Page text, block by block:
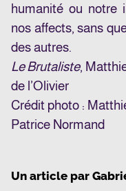
humanité ou notre
nos affects, sans
des autres.
Le Brutaliste,
de l’Olivier
Crédit photo :
Patrice Normand
Un article par